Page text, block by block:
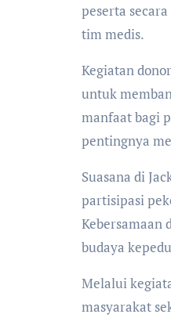
peserta
tim medis.
Kegiatan
untuk
manfaat bagi
pentingnya
Suasana di
partisipasi
Kebersamaan
budaya
Melalui
masyarakat